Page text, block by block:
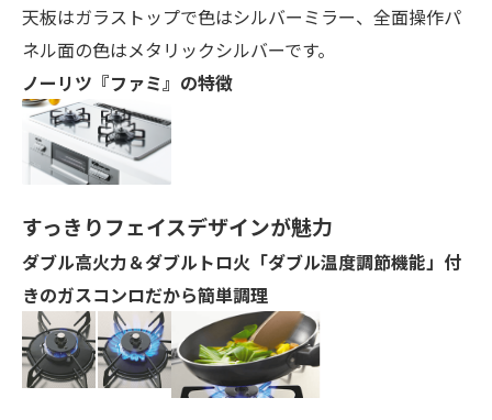
天板はガラストップで色はシルバーミラー、全面操作パ
ネル面の色はメタリックシルバーです。
ノーリツ『ファミ』の特徴
すっきりフェイスデザインが魅力
ダブル高火力＆ダブルトロ火「ダブル温度調節機能」付
きのガスコンロだから簡単調理